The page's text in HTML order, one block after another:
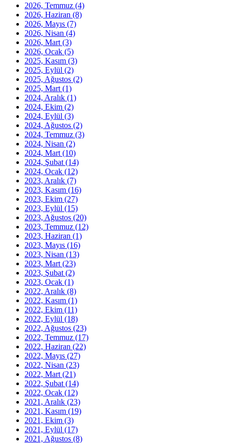
2026, Temmuz (4)
2026, Haziran (8)
2026, Mayıs (7)
2026, Nisan (4)
2026, Mart (3)
2026, Ocak (5)
2025, Kasım (3)
2025, Eylül (2)
2025, Ağustos (2)
2025, Mart (1)
2024, Aralık (1)
2024, Ekim (2)
2024, Eylül (3)
2024, Ağustos (2)
2024, Temmuz (3)
2024, Nisan (2)
2024, Mart (10)
2024, Şubat (14)
2024, Ocak (12)
2023, Aralık (7)
2023, Kasım (16)
2023, Ekim (27)
2023, Eylül (15)
2023, Ağustos (20)
2023, Temmuz (12)
2023, Haziran (1)
2023, Mayıs (16)
2023, Nisan (13)
2023, Mart (23)
2023, Şubat (2)
2023, Ocak (1)
2022, Aralık (8)
2022, Kasım (1)
2022, Ekim (11)
2022, Eylül (18)
2022, Ağustos (23)
2022, Temmuz (17)
2022, Haziran (22)
2022, Mayıs (27)
2022, Nisan (23)
2022, Mart (21)
2022, Şubat (14)
2022, Ocak (12)
2021, Aralık (23)
2021, Kasım (19)
2021, Ekim (3)
2021, Eylül (17)
2021, Ağustos (8)